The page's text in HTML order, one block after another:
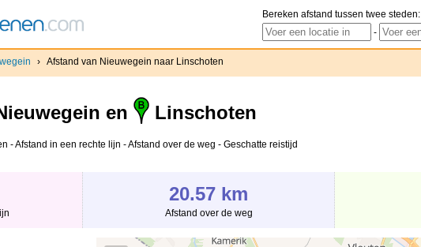
Bereken afstand tussen twee steden:
-
› Afstand van Nieuwegein naar Linschoten
en Linschoten
- Afstand in een rechte lijn - Afstand over de weg - Geschatte reistijd
20.57 km
Afstand over de weg